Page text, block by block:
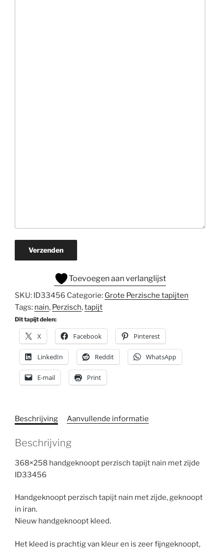
Verzenden
Toevoegen aan verlanglijst
SKU: ID33456 Categorie: Grote Perzische tapijten
Tags: nain, Perzisch,tapijt
Dit tapijt delen:
X Facebook Pinterest
LinkedIn Reddit WhatsApp
E-mail Print
Beschrijving Aanvullende informatie
Beschrijving
368×258 handgeknoopt perzisch tapijt nain met zijde
ID33456
Handgeknoopt perzisch tapijt nain met zijde, geknoopt
in iran.
Nieuw handgeknoopt kleed.
Het kleed is prachtig van kleur en is zeer fijngeknoopt,